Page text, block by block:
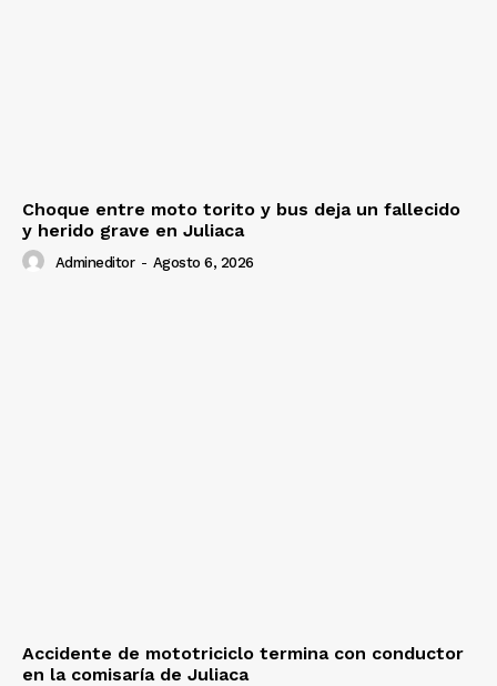
Choque entre moto torito y bus deja un fallecido
y herido grave en Juliaca
Admineditor - Agosto 6, 2026
Accidente de mototriciclo termina con conductor
en la comisaría de Juliaca